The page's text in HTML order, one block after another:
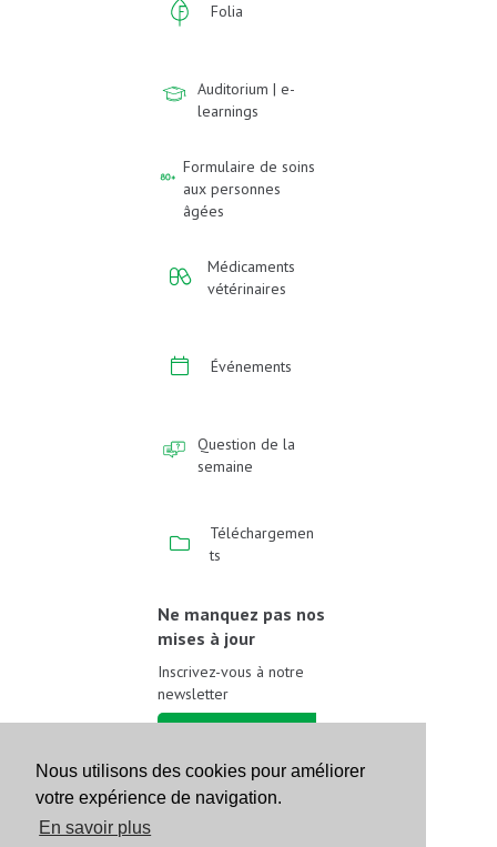
Nous utilisons des cookies pour améliorer
votre expérience de navigation.
En savoir plus
Folia
Auditorium | e-
learnings
Formulaire de soins
aux personnes
âgées
Médicaments
vétérinaires
Événements
Question de la
semaine
Téléchargemen
ts
Ne manquez pas nos
mises à jour
Inscrivez-vous à notre
newsletter
Suivez-nous sur les